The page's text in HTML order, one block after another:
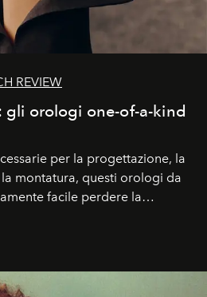
REVIEW
gli orologi one-of-a-kind
per la progettazione, la
montatura, questi orologi da
facile perdere la